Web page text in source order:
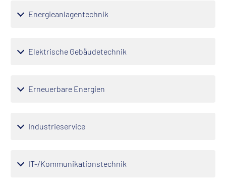
Energieanlagentechnik
Elektrische Gebäudetechnik
Erneuerbare Energien
Industrieservice
IT-/Kommunikationstechnik